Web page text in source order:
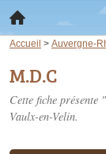
Accueil > Auvergne-
M.D.C
Cette fiche
Vaulx-en-Velin.